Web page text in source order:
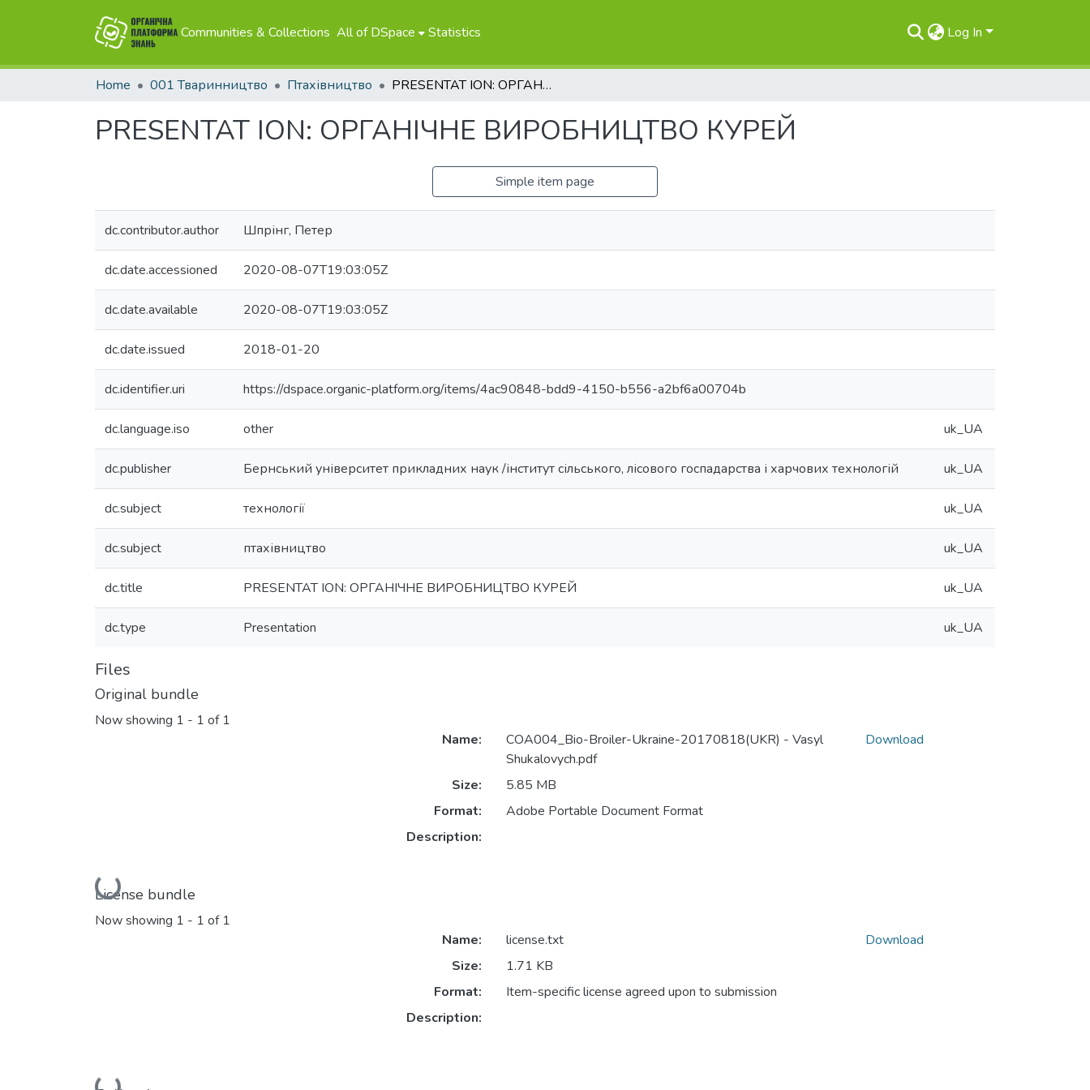
Communities & Collections All of DSpace Statistics Log In
Home 001 Тваринництво Птахівництво PRESENTAT ION: ОРГАНІЧНЕ ВИРОБНИЦТВО КУРЕЙ
PRESENTAT ION: ОРГАНІЧНЕ ВИРОБНИЦТВО КУРЕЙ
Simple item page
dc.contributor.author Шпрінг, Петер
dc.date.accessioned 2020-08-07T19:03:05Z
dc.date.available 2020-08-07T19:03:05Z
dc.date.issued 2018-01-20
dc.identifier.uri https://dspace.organic-platform.org/items/4ac90848-bdd9-4150-b556-a2bf6a00704b
dc.language.iso other uk_UA
dc.publisher Бернський університет прикладних наук /інститут сільського, лісового госпадарства і харчових технологій uk_UA
dc.subject технології uk_UA
dc.subject птахівництво uk_UA
dc.title PRESENTAT ION: ОРГАНІЧНЕ ВИРОБНИЦТВО КУРЕЙ uk_UA
dc.type Presentation uk_UA
Files
Original bundle
Now showing 1 - 1 of 1
Loading...
Name:
COA004_Bio-Broiler-Ukraine-20170818(UKR) - Vasyl
Shukalovych.pdf
Size:
5.85 MB
Format:
Adobe Portable Document Format
Description:
Download
License bundle
Now showing 1 - 1 of 1
Name:
license.txt
Size:
1.71 KB
Format:
Item-specific license agreed upon to submission
Description:
Download